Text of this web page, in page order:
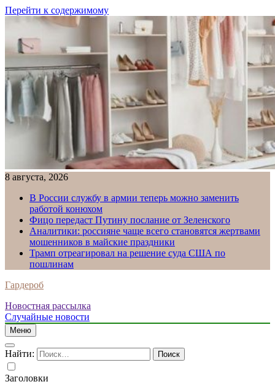
Перейти к содержимому
8 августа, 2026
В России службу в армии теперь можно заменить
работой конюхом
Фицо передаст Путину послание от Зеленского
Аналитики: россияне чаще всего становятся жертвами
мошенников в майские праздники
Трамп отреагировал на решение суда США по
пошлинам
Гардероб
Новостная рассылка
Случайные новости
Меню
Найти:
Заголовки